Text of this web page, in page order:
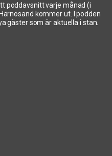
poddavsnitt varje månad (i
kommer ut. I podden
gäster som är aktuella i stan.